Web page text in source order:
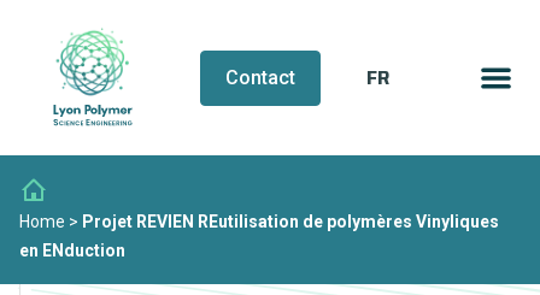
Contact FR
EN
Home > Projet REVIEN REutilisation de polymères Vinyliques
en ENduction